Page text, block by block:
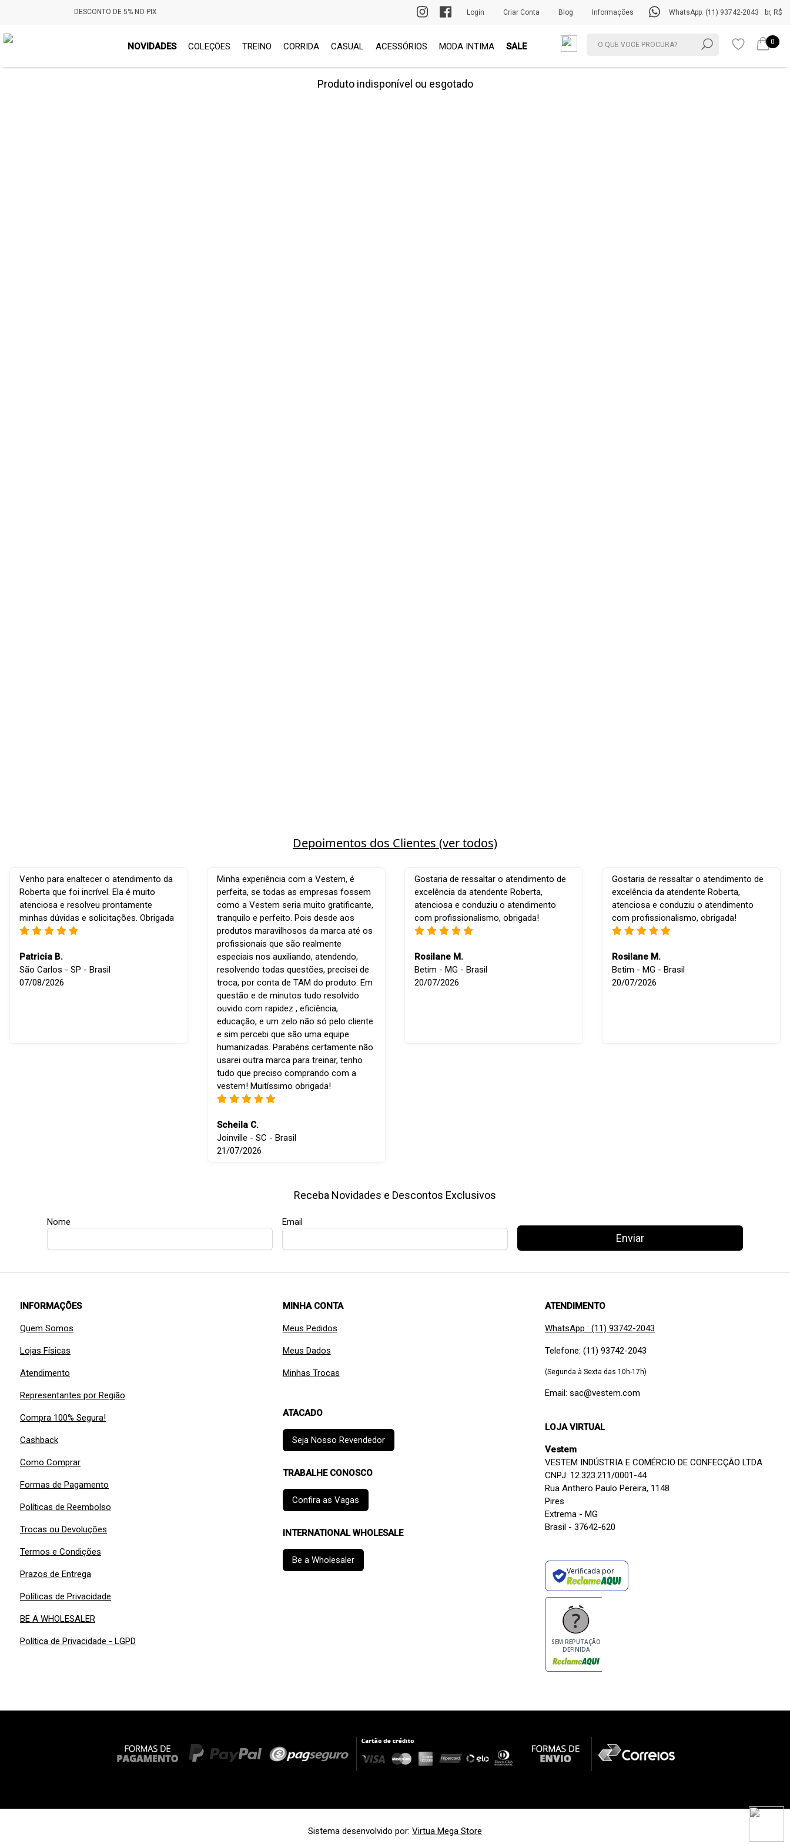
DESCONTO DE 5% NO PIX PRIMEIRA TROCA GRÁTIS br, R$
WhatsApp: (11) 93742-2043
Informações
Blog
Criar Conta
Login
NOVIDADES COLEÇÕES TREINO CORRIDA CASUAL ACESSÓRIOS MODA INTIMA SALE 0
Produto indisponível ou esgotado
Depoimentos dos Clientes (ver todos)
Venho para enaltecer o atendimento da
Roberta que foi incrível. Ela é muito
atenciosa e resolveu prontamente
minhas dúvidas e solicitações. Obrigada
Patricia B.
São Carlos - SP - Brasil
07/08/2026
Minha experiência com a Vestem, é
perfeita, se todas as empresas fossem
como a Vestem seria muito gratificante,
tranquilo e perfeito. Pois desde aos
produtos maravilhosos da marca até os
profissionais que são realmente
especiais nos auxiliando, atendendo,
resolvendo todas questões, precisei de
troca, por conta de TAM do produto. Em
questão e de minutos tudo resolvido
ouvido com rapidez , eficiência,
educação, e um zelo não só pelo cliente
e sim percebi que são uma equipe
humanizadas. Parabéns certamente não
usarei outra marca para treinar, tenho
tudo que preciso comprando com a
vestem! Muitíssimo obrigada!
Scheila C.
Joinville - SC - Brasil
21/07/2026
Gostaria de ressaltar o atendimento de
excelência da atendente Roberta,
atenciosa e conduziu o atendimento
com profissionalismo, obrigada!
Rosilane M.
Betim - MG - Brasil
20/07/2026
Gostaria de ressaltar o atendimento de
excelência da atendente Roberta,
atenciosa e conduziu o atendimento
com profissionalismo, obrigada!
Rosilane M.
Betim - MG - Brasil
20/07/2026
Receba Novidades e Descontos Exclusivos
Nome Email
Enviar
INFORMAÇÕES
Quem Somos
Lojas Físicas
Atendimento
Representantes por Região
Compra 100% Segura!
Cashback
Como Comprar
Formas de Pagamento
Políticas de Reembolso
Trocas ou Devoluções
Termos e Condições
Prazos de Entrega
Políticas de Privacidade
BE A WHOLESALER
Política de Privacidade - LGPD
MINHA CONTA
Meus Pedidos
Meus Dados
Minhas Trocas
ATACADO
Seja Nosso Revendedor
TRABALHE CONOSCO
Confira as Vagas
INTERNATIONAL WHOLESALE
Be a Wholesaler
ATENDIMENTO
WhatsApp : (11) 93742-2043
Telefone: (11) 93742-2043
(Segunda à Sexta das 10h-17h)
Email: sac@vestem.com
LOJA VIRTUAL
Vestem
VESTEM INDÚSTRIA E COMÉRCIO DE CONFECÇÃO LTDA
CNPJ: 12.323.211/0001-44
Rua Anthero Paulo Pereira, 1148
Pires
Extrema - MG
Brasil - 37642-620
Verificada por
SEM REPUTAÇÃO
DEFINIDA
Sistema desenvolvido por: Virtua Mega Store